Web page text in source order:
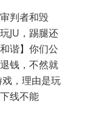
判者和毁
JU，踢腿还
谐】你们公
钱，不然就
，理由是玩
线不能